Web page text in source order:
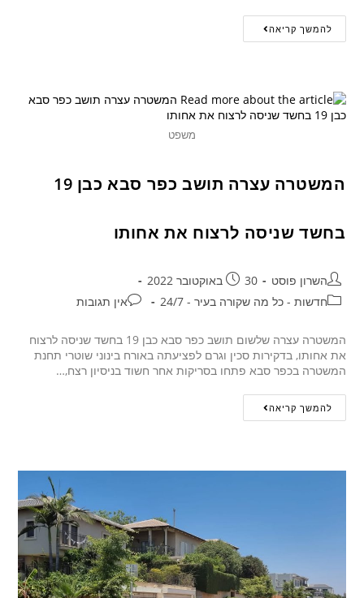
להמשך קריאה
משפט
המשטרה עצרה תושב כפר סבא כבן 19
בחשד שניסה לרצוח את אחותו
השרון פוסט
30 באוקטובר 2022
חדשות - כל מה שקורה בעיר - 24/7
אין תגובות
המשטרה עצרה שלשום תושב כפר סבא כבן 19 בחשד שניסה לרצוח
את אחותו, בדקירות סכין וגרם לפציעתה באורח בינוני שוטרי תחנת
המשטרה בכפר סבא פתחו בסריקות אחר חשוד בניסיון רצח,…
להמשך קריאה